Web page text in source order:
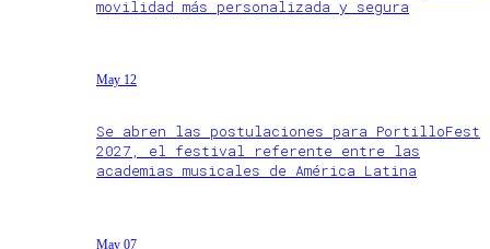
movilidad más personalizada y segura
May 12
Se abren las postulaciones para PortilloFest
2027, el festival referente entre las
academias musicales de América Latina
May 07